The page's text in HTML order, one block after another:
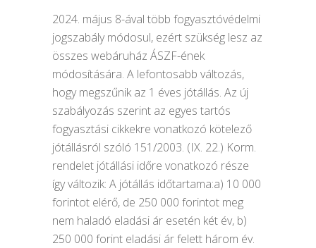
2024. május 8-ával több fogyasztóvédelmi
jogszabály módosul, ezért szükség lesz az
összes webáruház ÁSZF-ének
módosítására. A lefontosabb változás,
hogy megszűnik az 1 éves jótállás. Az új
szabályozás szerint az egyes tartós
fogyasztási cikkekre vonatkozó kötelező
jótállásról szóló 151/2003. (IX. 22.) Korm.
rendelet jótállási időre vonatkozó része
így változik: A jótállás időtartama:a) 10 000
forintot elérő, de 250 000 forintot meg
nem haladó eladási ár esetén két év, b)
250 000 forint eladási ár felett három év.